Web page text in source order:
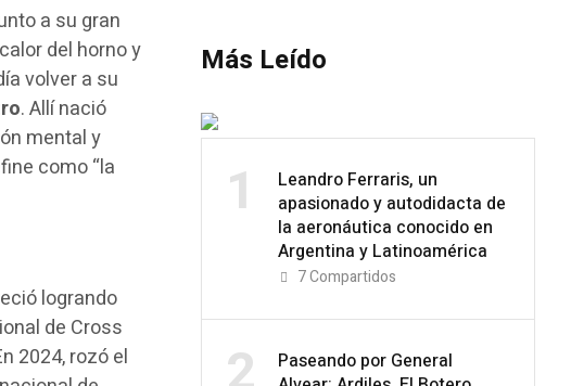
a su gran
del horno y
volver a su
. Allí nació
mental y
como “la
logrando
de Cross
2024, rozó el
Más Leído
1
Leandro Ferraris, un
apasionado y autodidacta de
la aeronáutica conocido en
Argentina y Latinoamérica
7Compartidos
Paseando por General